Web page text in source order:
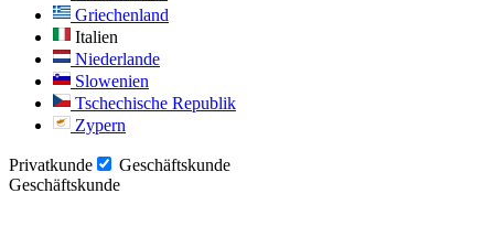
Griechenland
Italien
Niederlande
Slowenien
Tschechische Republik
Zypern
Privatkunde
Geschäftskunde
Geschäftskunde